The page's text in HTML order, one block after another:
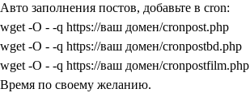
Авто заполнения постов, добавьте в cron:
wget -O - -q https://ваш домен/cronpost.php
wget -O - -q https://ваш домен/cronpostbd.php
wget -O - -q https://ваш домен/cronpostfilm.php
Время по своему желанию.